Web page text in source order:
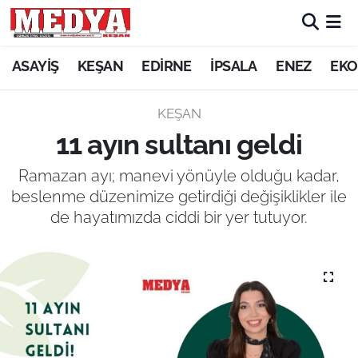
ASAYİŞ KEŞAN EDİRNE İPSALA ENEZ
KEŞAN
11 ayın sultanı geldi
Ramazan ayı; manevi yönüyle olduğu kadar,
beslenme düzenimize getirdiği değişiklikler ile
de hayatımızda ciddi bir yer tutuyor.
KEŞAN
ASAYİŞ
SİYASET
GÜNDEM
EKONOMİ
SAĞLIK
EĞİTİM